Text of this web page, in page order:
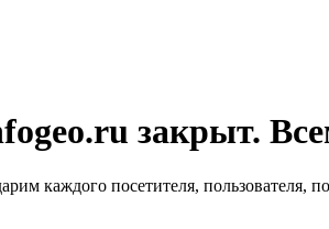
закрыт.
каждого посетителя, пользователя,